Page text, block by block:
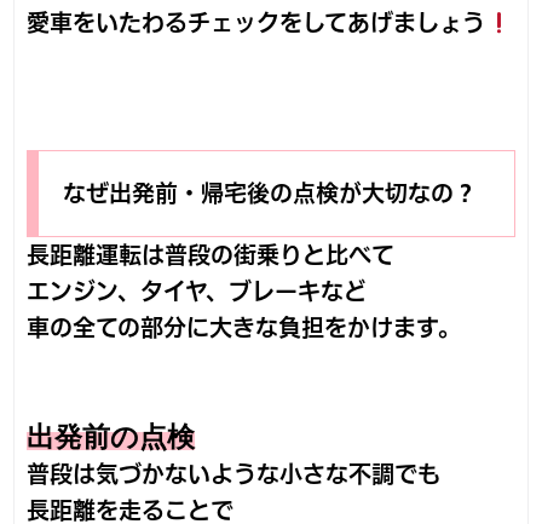
愛車をいたわるチェックをしてあげましょう
なぜ出発前・帰宅後の点検が大切なの？
長距離運転は普段の街乗りと比べて
エンジン、タイヤ、ブレーキなど
車の全ての部分に大きな負担をかけます。
出発前の点検
普段は気づかないような小さな不調でも
長距離を走ることで